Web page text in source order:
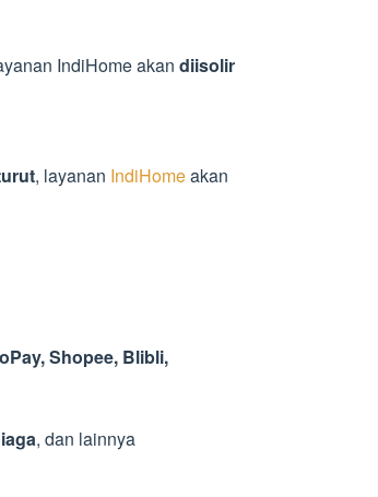
IndiHome akan diisolir
, layanan IndiHomeakan
Shopee, Blibli,
, dan lainnya